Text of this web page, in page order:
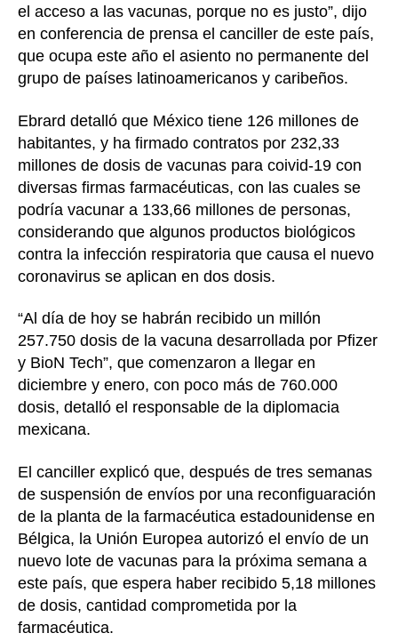
el acceso a las vacunas, porque no es justo”, dijo
en conferencia de prensa el canciller de este país,
que ocupa este año el asiento no permanente del
grupo de países latinoamericanos y caribeños.
Ebrard detalló que México tiene 126 millones de
habitantes, y ha firmado contratos por 232,33
millones de dosis de vacunas para coivid-19 con
diversas firmas farmacéuticas, con las cuales se
podría vacunar a 133,66 millones de personas,
considerando que algunos productos biológicos
contra la infección respiratoria que causa el nuevo
coronavirus se aplican en dos dosis.
“Al día de hoy se habrán recibido un millón
257.750 dosis de la vacuna desarrollada por Pfizer
y BioN Tech”, que comenzaron a llegar en
diciembre y enero, con poco más de 760.000
dosis, detalló el responsable de la diplomacia
mexicana.
El canciller explicó que, después de tres semanas
de suspensión de envíos por una reconfiguaración
de la planta de la farmacéutica estadounidense en
Bélgica, la Unión Europea autorizó el envío de un
nuevo lote de vacunas para la próxima semana a
este país, que espera haber recibido 5,18 millones
de dosis, cantidad comprometida por la
farmacéutica.